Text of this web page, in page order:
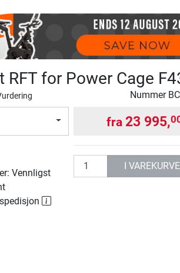
RFT for Power Cage
Nummer
Vennligst
fra 23 995,
antall I